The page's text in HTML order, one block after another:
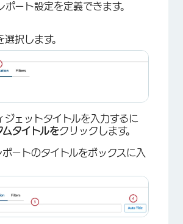
ポート設定を定義できます。
選択します。
ジェットタイトルを入力するに
ムタイトルをクリックします。
ポートのタイトルをボックスに入